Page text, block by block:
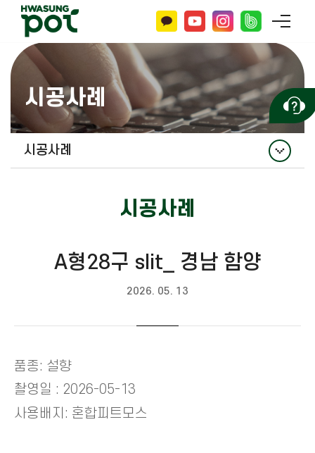
시공사례
시공사례
시공사례
A형28구 slit_ 경남 함양
2026. 05. 13
품종: 설향
촬영일 : 2026-05-13
사용배지: 혼합피트모스